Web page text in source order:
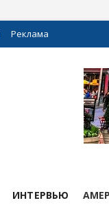
Реклама
ИНТЕРВЬЮ